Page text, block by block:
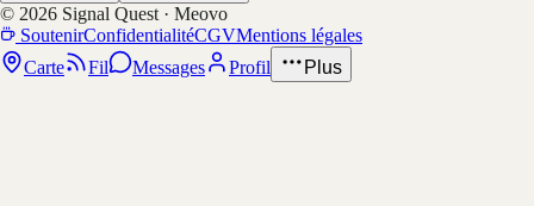
© 2026 Signal Quest · Meovo
SoutenirConfidentialitéCGVMentions légales
Carte
Fil Messages Profil Plus